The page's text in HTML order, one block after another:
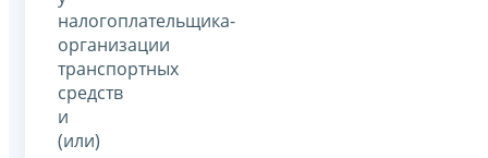
налогоплательщика-
организации
транспортных
средств
и
(или)